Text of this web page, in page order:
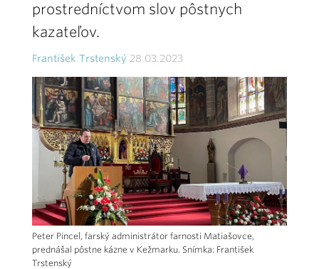
prostredníctvom slov pôstnych
kazateľov.
František Trstenský 28.03.2023
Peter Pincel, farský administrátor farnosti Matiašovce,
prednášal pôstne kázne v Kežmarku. Snímka: František
Trstenský